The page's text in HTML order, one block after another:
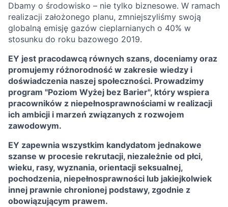
Dbamy o środowisko – nie tylko biznesowe. W ramach
realizacji założonego planu, zmniejszyliśmy swoją
globalną emisję gazów cieplarnianych o 40% w
stosunku do roku bazowego 2019.
EY jest pracodawcą równych szans, doceniamy oraz
promujemy różnorodność w zakresie wiedzy i
doświadczenia naszej społeczności. Prowadzimy
program "Poziom Wyżej bez Barier", który wspiera
pracowników z niepełnosprawnościami w realizacji
ich ambicji i marzeń związanych z rozwojem
zawodowym.
EY zapewnia wszystkim kandydatom jednakowe
szanse w procesie rekrutacji, niezależnie od płci,
wieku, rasy, wyznania, orientacji seksualnej,
pochodzenia, niepełnosprawności lub jakiejkolwiek
innej prawnie chronionej podstawy, zgodnie z
obowiązującym prawem.